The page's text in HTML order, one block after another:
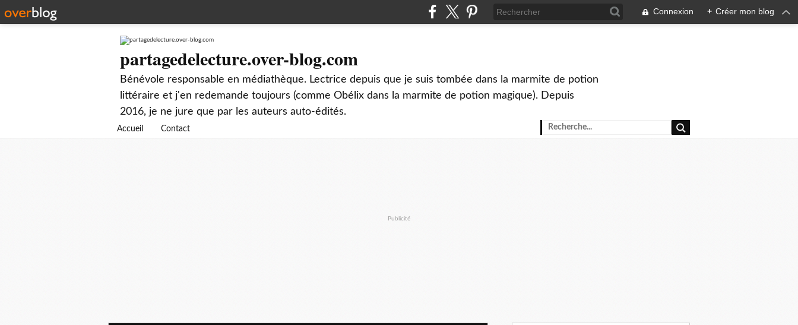
Connexion + Créer mon blog
partagedelecture.over-blog.com
Bénévole responsable en médiathèque. Lectrice depuis que je suis tombée dans la marmite de potion
littéraire et j'en redemande toujours (comme Obélix dans la marmite de potion magique). Depuis
2016, je ne jure que par les auteurs auto-édités.
Accueil Contact
Publicité